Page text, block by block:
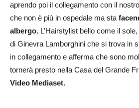
aprendo poi il collegamento con il
che non è più in ospedale ma sta
albergo. L’Hairstylist bello come il
di Ginevra Lamborghini che si trova in
in collegamento e afferma che sono
tornerà presto nella Casa del Grande
Video Mediaset.